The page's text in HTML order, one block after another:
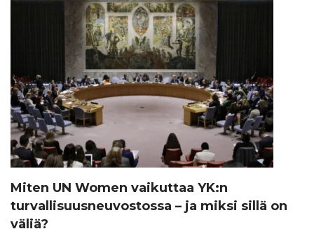
Miten UN Women vaikuttaa YK:n
turvallisuusneuvostossa – ja miksi sillä on
väliä?